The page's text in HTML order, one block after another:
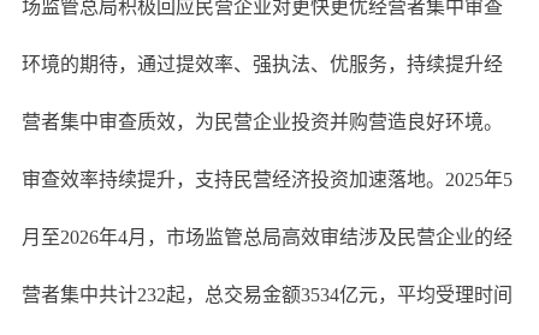
场监管总局积极回应民营企业对更快更优经营者集中审查
环境的期待，通过提效率、强执法、优服务，持续提升经
营者集中审查质效，为民营企业投资并购营造良好环境。
审查效率持续提升，支持民营经济投资加速落地。2025年5
月至2026年4月，市场监管总局高效审结涉及民营企业的经
营者集中共计232起，总交易金额3534亿元，平均受理时间